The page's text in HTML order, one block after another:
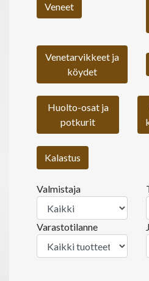
Veneet
Venetarvikkeet ja
köydet
Huolto-osat ja
potkurit
Kalastus
Valmistaja
Varastotilanne